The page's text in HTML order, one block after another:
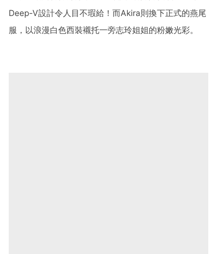
Deep-V設計令人目不瑕給！而Akira則換下正式的燕尾
服，以浪漫白色西裝襯托一旁志玲姐姐的粉嫩光彩。